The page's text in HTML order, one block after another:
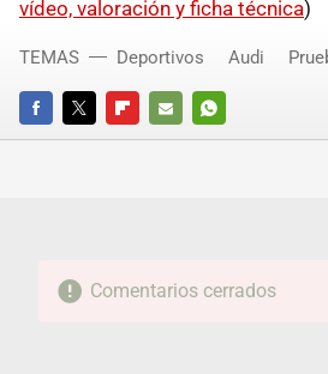
vídeo, valoración y ficha técnica)
FACEBOOKTWITTERFLIPBOARD
E-
WHATSAPP
TEMAS Deportivos Audi
Comentarios cerrados